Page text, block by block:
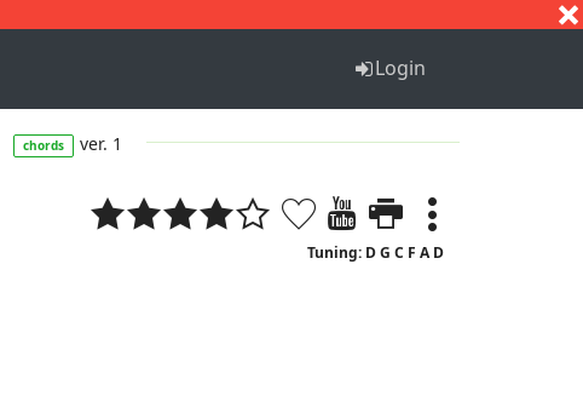
Login
chords ver. 1
Tuning: D G C F A D